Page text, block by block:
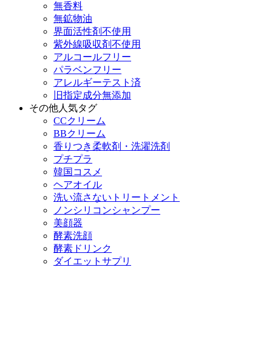
無香料
無鉱物油
界面活性剤不使用
紫外線吸収剤不使用
アルコールフリー
パラベンフリー
アレルギーテスト済
旧指定成分無添加
その他人気タグ
CCクリーム
BBクリーム
香りつき柔軟剤・洗濯洗剤
プチプラ
韓国コスメ
ヘアオイル
洗い流さないトリートメント
ノンシリコンシャンプー
美顔器
酵素洗顔
酵素ドリンク
ダイエットサプリ